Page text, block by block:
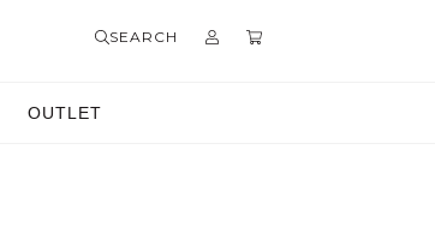
SEARCH
OUTLET